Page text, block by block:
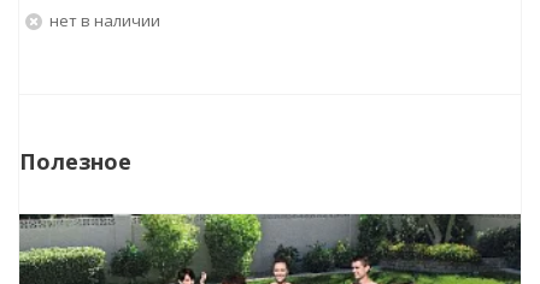
Нет в наличии
Полезное